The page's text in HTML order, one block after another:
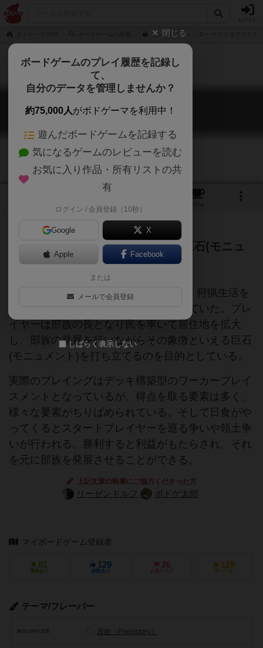
エンドレスウインター ペイリオアメリカ
エンドレスウィンター
Endless Winter: Paleoamericans
カフェ
紀元前10000年、部族を反映させ巨石(モニュ
メント)を作り上げよ！！
舞台は紀元前10000年前の北アメリカ、狩猟生活を
していた人類は部族社会を形成し始めていた。プレ
イヤーは部族の長となり民を率いて居住地を拡大
し、部族の発展を行いながらその象徴といえる巨石
(モニュメント)を打ち立てるのを目的としている。
実際のプレイングはデッキ構築型のワーカープレイ
スメントとなっているが、得点を取る要素は多く、
様々な要素がちりばめられている。そして日食がや
ってくるとスタートプレイヤーを巡る争いや領土争
いが行われる、勝利すると利益がもたらされ、それ
を元に部族を発展させることができる。
上記文章の執筆にご協力くださった方
リーゼンドルフ ボドゲ太郎
マイボードゲーム登録者
81
興味あり
129
経験あり
26
お気に入り
129
持ってる
テーマ/フレーバー
舞台の時代背景 原始（Prehistory）
閉じる
ボードゲームのプレイ履歴を記録し
て、
自分のデータを管理しませんか？
約75,000人がボドゲーマを利用中！
遊んだボードゲームを記録する
気になるゲームのレビューを読む
お気に入り作品・所有リストの共
有
ログイン / 会員登録（10秒）
Google X
Apple Facebook
または
メールで会員登録
しばらく表示しない